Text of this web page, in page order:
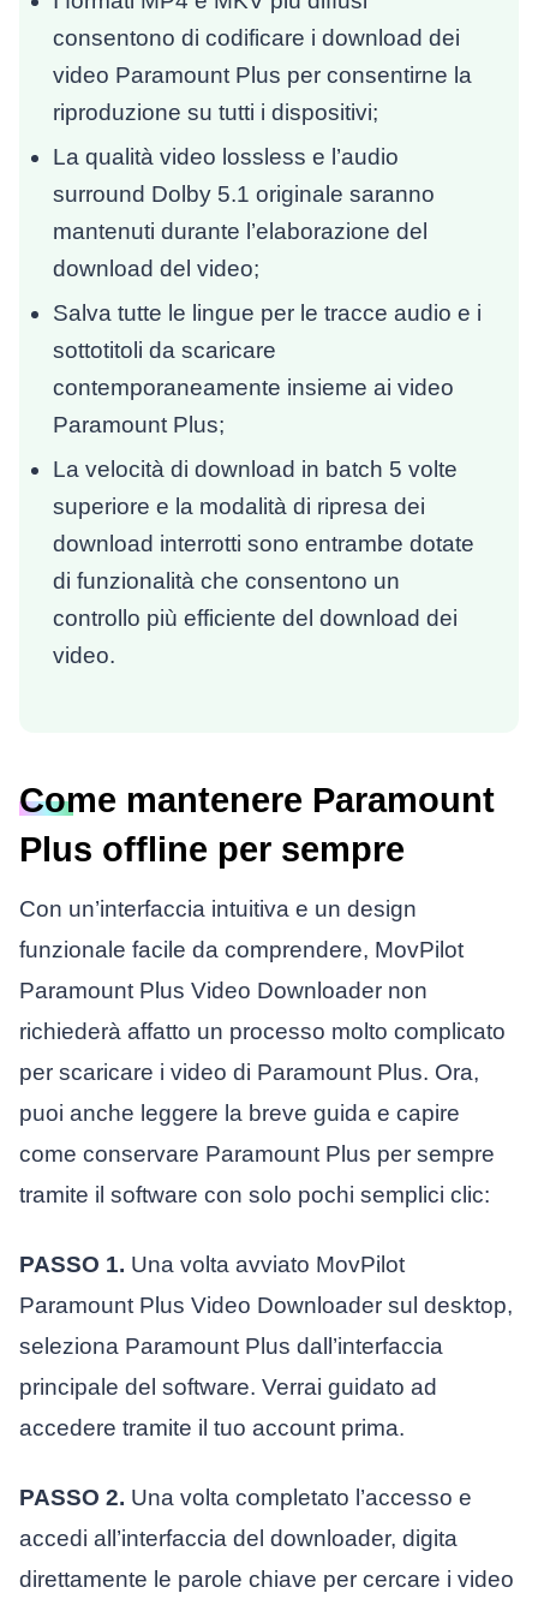
consentono di codificare i download dei
video Paramount Plus per consentirne la
riproduzione su tutti i dispositivi;
La qualità video lossless e l’audio
surround Dolby 5.1 originale saranno
mantenuti durante l’elaborazione del
download del video;
Salva tutte le lingue per le tracce audio e i
sottotitoli da scaricare
contemporaneamente insieme ai video
Paramount Plus;
La velocità di download in batch 5 volte
superiore e la modalità di ripresa dei
download interrotti sono entrambe dotate
di funzionalità che consentono un
controllo più efficiente del download dei
video.
Come mantenere Paramount
Plus offline per sempre
Con un’interfaccia intuitiva e un design
funzionale facile da comprendere, MovPilot
Paramount Plus Video Downloader non
richiederà affatto un processo molto complicato
per scaricare i video di Paramount Plus. Ora,
puoi anche leggere la breve guida e capire
come conservare Paramount Plus per sempre
tramite il software con solo pochi semplici clic:
PASSO 1. Una volta avviato MovPilot
Paramount Plus Video Downloader sul desktop,
seleziona Paramount Plus dall’interfaccia
principale del software. Verrai guidato ad
accedere tramite il tuo account prima.
PASSO 2. Una volta completato l’accesso e
accedi all’interfaccia del downloader, digita
direttamente le parole chiave per cercare i video